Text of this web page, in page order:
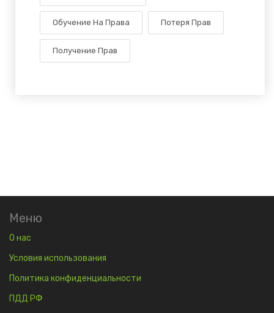
Обучение На Права Потеря Прав
Получение Прав
Меню
О нас
Условия использования
Политика конфиденциальности
ПДД РФ